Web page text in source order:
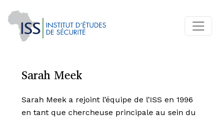
Sarah Meek
Sarah Meek a rejoint l’équipe de l’ISS en 1996
en tant que chercheuse principale au sein du